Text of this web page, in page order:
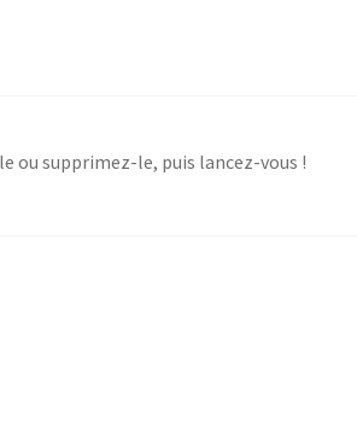
ou supprimez-le, puis lancez-vous !